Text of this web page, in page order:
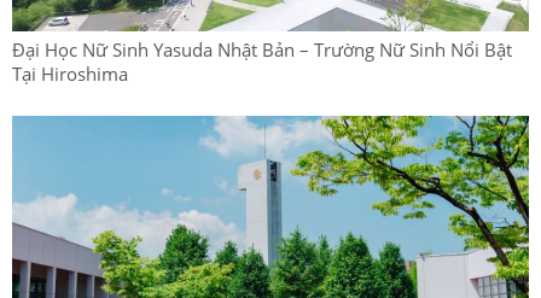
Đại Học Nữ Sinh Yasuda Nhật Bản – Trường Nữ Sinh Nổi Bật
Tại Hiroshima